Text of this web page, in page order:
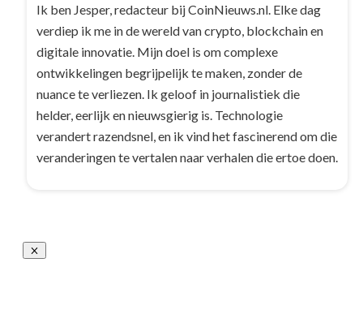
Ik ben Jesper, redacteur bij CoinNieuws.nl. Elke dag
verdiep ik me in de wereld van crypto, blockchain en
digitale innovatie. Mijn doel is om complexe
ontwikkelingen begrijpelijk te maken, zonder de
nuance te verliezen. Ik geloof in journalistiek die
helder, eerlijk en nieuwsgierig is. Technologie
verandert razendsnel, en ik vind het fascinerend om die
veranderingen te vertalen naar verhalen die ertoe doen.